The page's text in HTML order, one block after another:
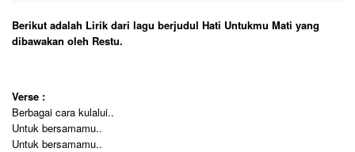
Berikut adalah Lirik dari lagu berjudul Hati Untukmu Mati yang
dibawakan oleh Restu.
Verse :
Berbagai cara kulalui..
Untuk bersamamu..
Untuk bersamamu..